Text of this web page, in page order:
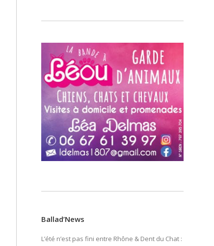
Ballad’News
L’été n’est pas fini entre Rhône & Dent du Chat :